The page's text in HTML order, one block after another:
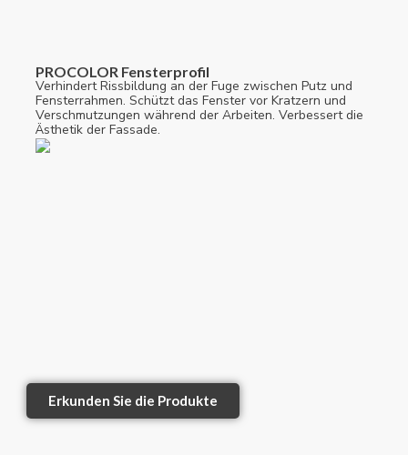
PROCOLOR Fensterprofil
Verhindert Rissbildung an der Fuge zwischen Putz und
Fensterrahmen. Schützt das Fenster vor Kratzern und
Verschmutzungen während der Arbeiten. Verbessert die
Ästhetik der Fassade.
Erkunden Sie die Produkte